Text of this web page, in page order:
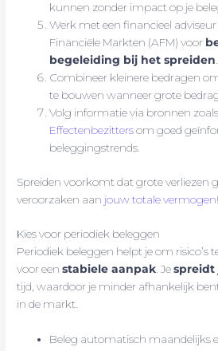
kunnen zonder impact op je
Werk met een financieel
Financiële Markten (AFM) voor
begeleiding bij het spreiden
Combineer kleinere bedragen
te bouwen wanneer grote
Volg informatie via bronnen
Effectenbezittersom goed
beleggingstrends.
Spreiden voorkomt dat grote verliezen
veroorzaken aan jouw totale vermogen!
Kies voor periodiek beleggen
Periodiek beleggen helpt je om risico’s
voor eenstabiele aanpak. Jespreidt
tijd, waardoor je minder afhankelijk
in de markt.
Beleg automatisch maandelijks